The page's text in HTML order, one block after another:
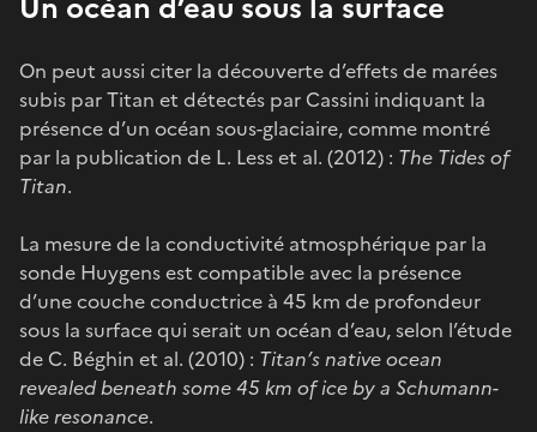
On peut aussi citer la découverte d’effets de marées
subis par Titan et détectés par Cassini indiquant la
présence d’un océan sous-glaciaire, comme montré
par la publication de L. Less et al. (2012) : The Tides of
Titan.
La mesure de la conductivité atmosphérique par la
sonde Huygens est compatible avec la présence
d’une couche conductrice à 45 km de profondeur
sous la surface qui serait un océan d’eau, selon l’étude
de C. Béghin et al. (2010) : Titan’s native ocean
revealed beneath some 45 km of ice by a Schumann-
like resonance.